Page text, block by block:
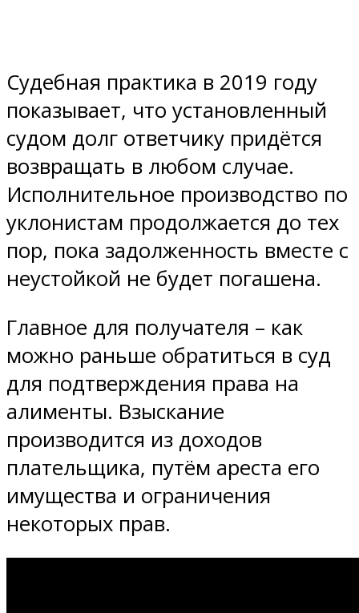
Судебная практика в 2019 году
показывает, что установленный
судом долг ответчику придётся
возвращать в любом случае.
Исполнительное производство по
уклонистам продолжается до тех
пор, пока задолженность вместе с
неустойкой не будет погашена.
Главное для получателя – как
можно раньше обратиться в суд
для подтверждения права на
алименты. Взыскание
производится из доходов
плательщика, путём ареста его
имущества и ограничения
некоторых прав.